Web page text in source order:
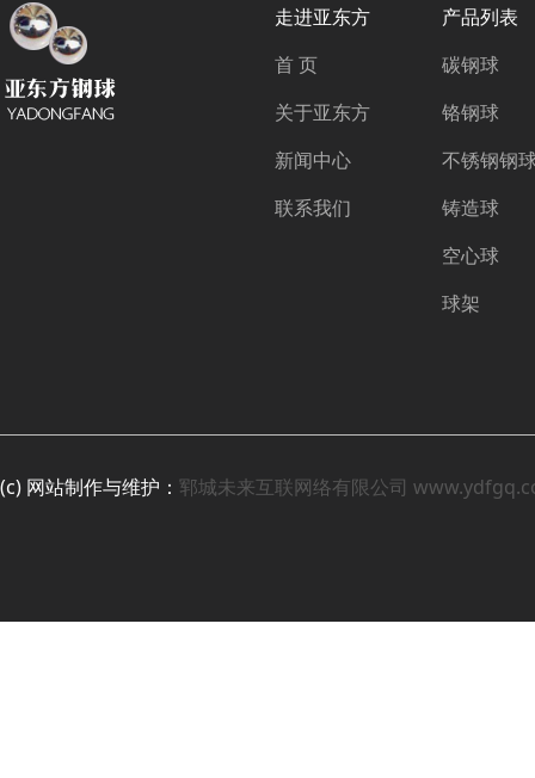
走进亚东方
首 页
关于亚东方
新闻中心
联系我们
产品列表
碳钢球
铬钢球
不锈钢钢
铸造球
空心球
球架
(c) 网站制作与维护： 郓城未来互联网络有限公司